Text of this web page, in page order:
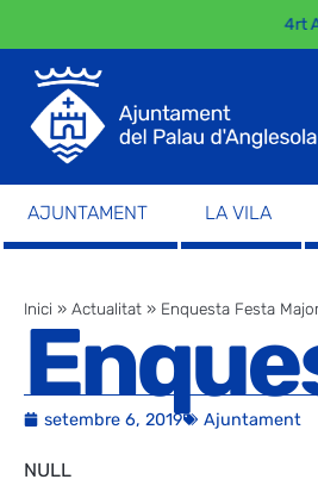
4rt
AJUNTAMENT LA VILA
Inici » Actualitat » Enquesta Festa
setembre 6, 2019 Ajuntament
NULL